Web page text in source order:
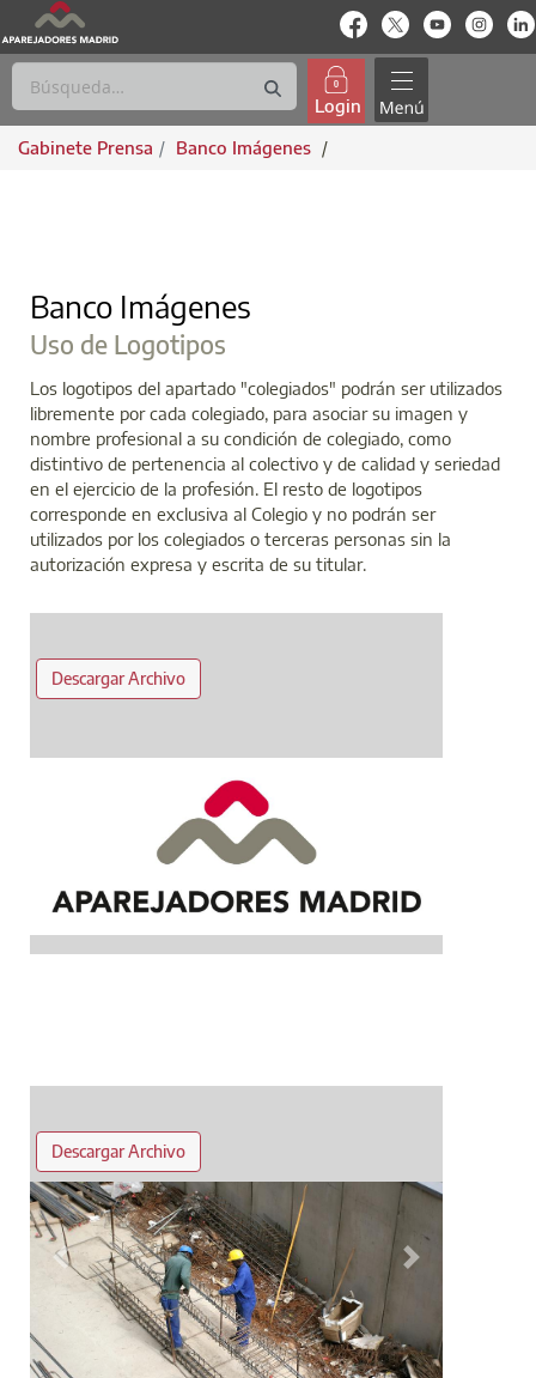
enlace-rrssenlace-rrss
enlace-
Login
Gabinete Prensa
Banco Imágenes /
Banco Imágenes
Uso de Logotipos
Los logotipos del apartado "colegiados" podrán ser utilizados
libremente por cada colegiado, para asociar su imagen y
nombre profesional a su condición de colegiado, como
distintivo de pertenencia al colectivo y de calidad y seriedad
en el ejercicio de la profesión. El resto de logotipos
corresponde en exclusiva al Colegio y no podrán ser
utilizados por los colegiados o terceras personas sin la
autorización expresa y escrita de su titular.
Descargar Archivo
Descargar Archivo
Anterior Siguiente